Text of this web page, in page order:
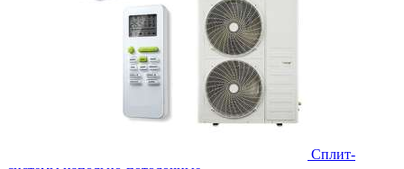
Сплит-